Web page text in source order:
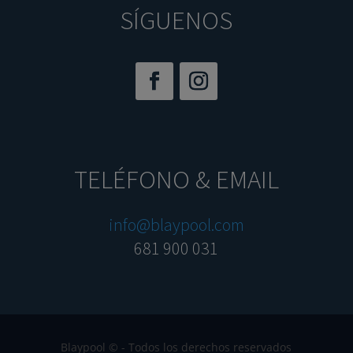
SÍGUENOS
TELÉFONO & EMAIL
info@blaypool.com
681 900 031
Blaypool © - Todos los derechos reservados